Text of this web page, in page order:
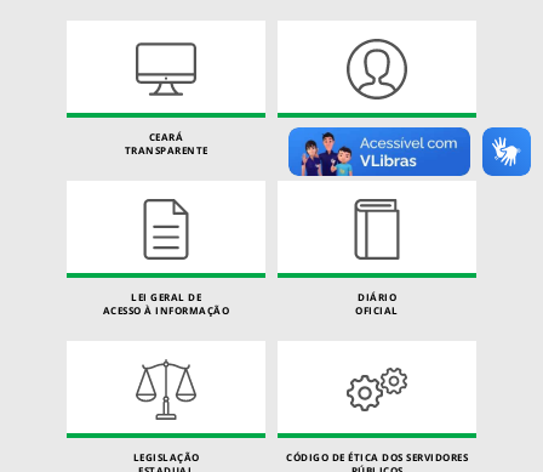
CEARÁ
TRANSPARENTE
CARTA DE SERVIÇOS
DO CIDADÃO
LEI GERAL DE
ACESSO À INFORMAÇÃO
DIÁRIO
OFICIAL
LEGISLAÇÃO
CÓDIGO DE ÉTICA DOS SERVIDORES